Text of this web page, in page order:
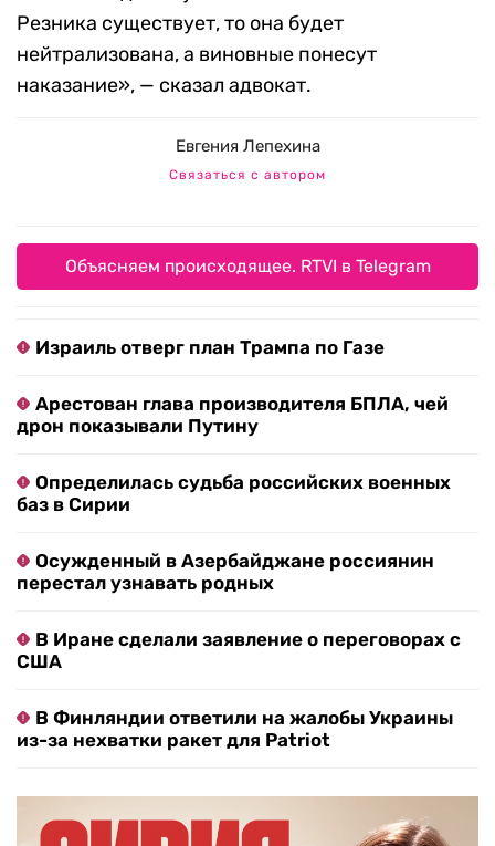
Резника существует, то она будет
нейтрализована, а виновные понесут
наказание», — сказал адвокат.
Евгения Лепехина
Связаться с автором
Объясняем происходящее. RTVI в Telegram
Израиль отверг план Трампа по Газе
Арестован глава производителя БПЛА, чей
дрон показывали Путину
Определилась судьба российских военных
баз в Сирии
Осужденный в Азербайджане россиянин
перестал узнавать родных
В Иране сделали заявление о переговорах с
США
В Финляндии ответили на жалобы Украины
из-за нехватки ракет для Patriot